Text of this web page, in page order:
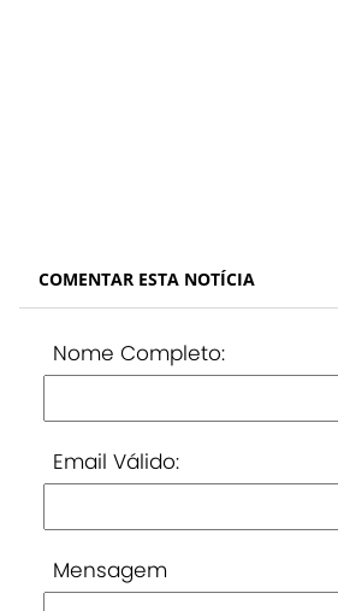
COMENTAR ESTA NOTÍCIA
Nome Completo:
Email Válido:
Mensagem